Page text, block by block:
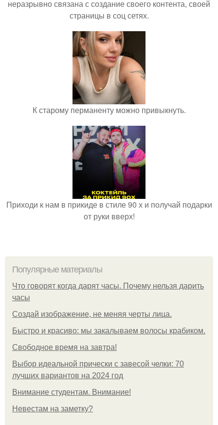
неразрывно связана с создание своего контента, своей
страницы в соц сетях.
К старому перманенту можно привыкнуть.
Приходи к нам в прикиде в стиле 90 х и получай подарки
от руки вверх!
Популярные материалы
Что говорят когда дарят часы. Почему нельзя дарить
часы
Создай изображение, не меняя черты лица.
Быстро и красиво: мы закалываем волосы крабиком.
Свободное время на завтра!
Выбор идеальной прически с завесой челки: 70
лучших вариантов на 2024 год
Внимание студентам. Внимание!
Невестам на заметку?